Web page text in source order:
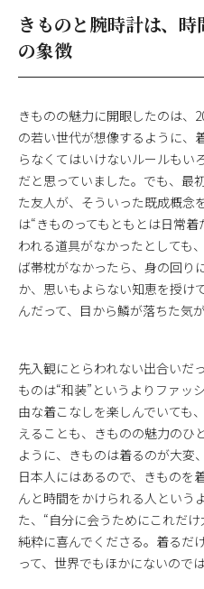
きものと腕時計は、
の象徴
きものの魅力に開眼したのは、
の若い世代が想像するように、
らなくてはいけないルールもい
だと思っていました。でも、最
た友人が、そういった既成概念
は“きものってもともとは日常
われる道具がなかったとしても
ば帯枕がなかったら、身の回り
か、思いもよらない知恵を授け
んだって、目から鱗が落ちた気
先入観にとらわれない出合いだ
ものは“和装”というよりファッ
由な着こなしを楽しんでいても
えることも、きものの魅力のひ
ように、きものは着るのが大変
日本人にはあるので、きものを
んと時間をかけられる人という
た、“自分に会うためにこれだ
純粋に喜んでくださる。着るだ
って、世界でもほかにないので